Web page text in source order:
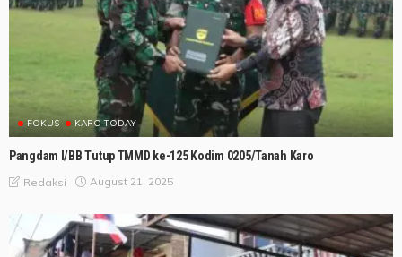
FOKUS KARO TODAY
Pangdam I/BB Tutup TMMD ke-125 Kodim 0205/Tanah Karo
Redaksi August 21, 2025